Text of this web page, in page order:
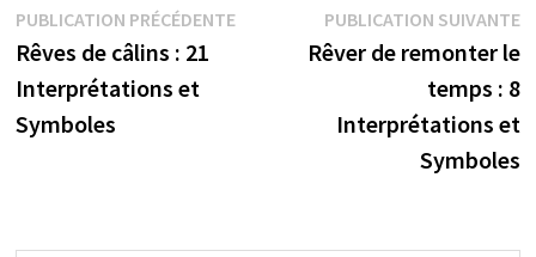
Navigation
de
l’article
PUBLICATION PRÉCÉDENTEPublication
précédente :
Rêves de câlins : 21
Interprétations et
Symboles
PUBLICATION SUIVANTE
Rêver de remonter le
temps : 8
Interprétations et
Symboles